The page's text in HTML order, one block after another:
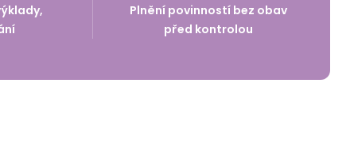
Plnění povinností bez obav
před kontrolou